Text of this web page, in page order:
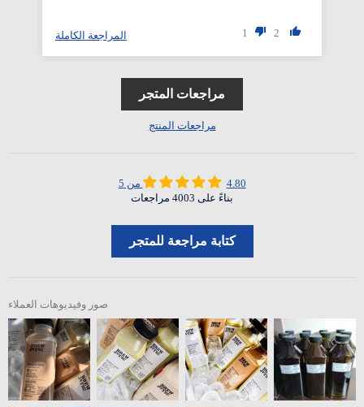
2
1 المراجعة الكاملة
مراجعات المتجر
مراجعات المنتج
4.80 من 5
بناءً على 4003 مراجعات
كتابة مراجعة للمتجر
صور وفيديوهات العملاء